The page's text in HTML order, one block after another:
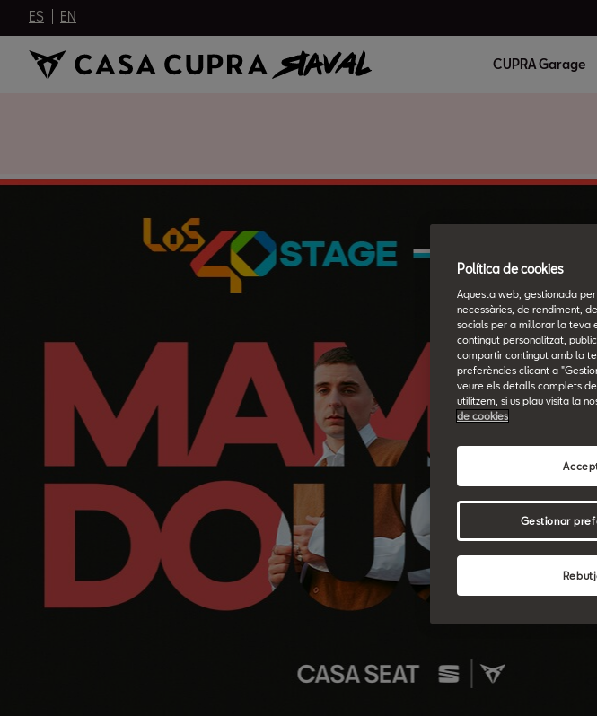
ES EN
CUPRA Garage
Política de cookies
Aquesta web, gestionada per
necessàries, de rendiment,
socials per a millorar la teva
contingut personalitzat,
compartir contingut amb la
preferències clicant a
veure els detalls complets
utilitzem, si us plau visita la
de cookies
Gestionar